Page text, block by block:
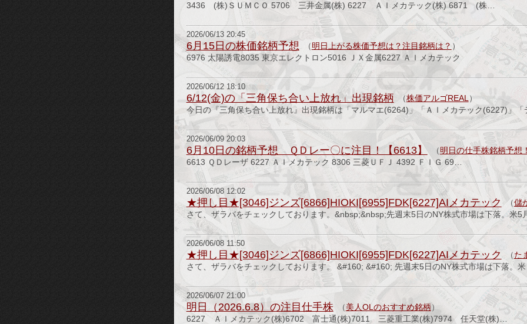
3436 (株)ＳＵＭＣＯ 5706 三井金属(株) 6227 ＡＩメカテック(株) 6871 (株…
2026/06/13 20:45
6月15日の株価銘柄予想 （明日上がる株価予想は？注目銘柄は？）
6976 太陽誘電8035 東京エレクトロン5016 ＪＸ金属6227 ＡＩメカテック
2026/06/12 18:10
6/12(金)の「三角保ち合い上放れ」出現銘柄 （株価アルゴREAL ）
今日の『三角保ち合い上放れ』出現銘柄は「マルマエ(6264)」「ＡＩメカテック(6227)」
2026/06/09 20:03
6月10日の銘柄予想 ＱＤレー〇に注目！【6613】 （明日の仕手株銘柄予想
6613 ＱＤレーザ 6227 ＡＩメカテック 8306 三菱ＵＦＪ 4392 ＦＩＧ 69…
2026/06/08 12:02
★押し目★[3046]ジンズ[6866]HIOKI[6955]FDK[6227]AIメカテック （儲
さて、ザラバをチェックしております。&nbsp;&nbsp;先週末5日のNY株式市場は下落。米
2026/06/08 11:50
★押し目★[3046]ジンズ[6866]HIOKI[6955]FDK[6227]AIメカテック （た
さて、ザラバをチェックしております。 &#160; &#160; 先週末5日のNY株式市場は下落。
2026/06/07 21:00
明日（2026.6.8）の注目仕手株 （美人OLのおすすめ銘柄）
6227 ＡＩメカテック(株)6702 富士通(株)7011 三菱重工業(株)7974 任天堂(株)…